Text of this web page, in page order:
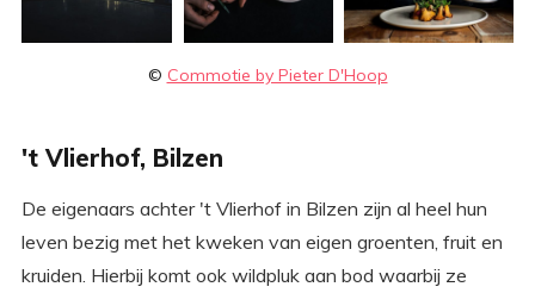
© Commotie by Pieter D'Hoop
't Vlierhof, Bilzen
De eigenaars achter 't Vlierhof in Bilzen zijn al heel hun
leven bezig met het kweken van eigen groenten, fruit en
kruiden. Hierbij komt ook wildpluk aan bod waarbij ze